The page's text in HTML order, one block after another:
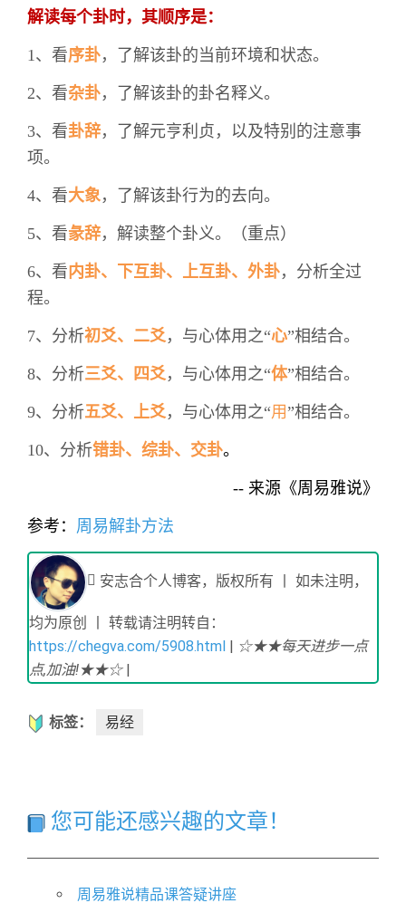
解读每个卦时，其顺序是：
1、看序卦，了解该卦的当前环境和状态。
2、看杂卦，了解该卦的卦名释义。
3、看卦辞，了解元亨利贞，以及特别的注意事
项。
4、看大象，了解该卦行为的去向。
5、看彖辞，解读整个卦义。（重点）
6、看 内卦、下互卦、上互卦、外卦，分析全过
程。
7、分析初爻、二爻，与心体用之“心”相结合。
8、分析三爻、四爻，与心体用之“体”相结合。
9、分析五爻、上爻，与心体用之“用”相结合。
10、分析错卦、综卦、交卦。
-- 来源《周易雅说》
参考： 周易解卦方法
安志合个人博客，版权所有 丨 如未注明，
均为原创 丨 转载请注明转自：
https://chegva.com/5908.html | ☆★★每天进步一点
点,加油!★★☆|
标签： 易经
您可能还感兴趣的文章！
周易雅说精品课答疑讲座